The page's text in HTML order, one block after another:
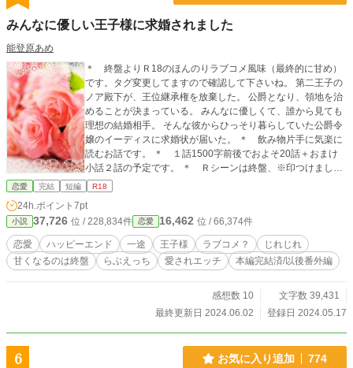
みんなに優しい王子様に求婚されました
能登原あめ
＊ 終盤よりＲ18のほんのりラブコメ風味（最終的に甘め）
です。タグ変更してますので確認して下さいね。 第二王子の
ノア殿下が、王位継承権を放棄した。 公爵となり、領地を治
めることが決まっている。 みんなに優しくて、誰から見ても
理想の結婚相手。 そんな彼からひっそり暮らしていた公爵令
嬢のイーディスに求婚状が届いた。 ＊ 飲み物片手に気楽に
読むお話です。 ＊ １話1500字前後でおよそ20話＋おまけ
小話２話の予定です。 ＊ Ｒシーンは終盤、※印つけまし
た。 ＊ 表紙はCanvaさまで作成した画像を使用しておりま
恋愛 完結 短編 R18
24h.ポイント 7pt
小説 37,726 位 / 228,834件 恋愛 16,462 位 / 66,374件
恋愛 ハッピーエンド 一途 王子様 ラブコメ？
じれじれ
甘くなるのは終盤
らぶえっち 愛されエッチ 本編完結済/以後番外編
感想数 10
文字数 39,431
最終更新日 2024.06.02
登録日 2024.05.17
6 お気に入り追加 774